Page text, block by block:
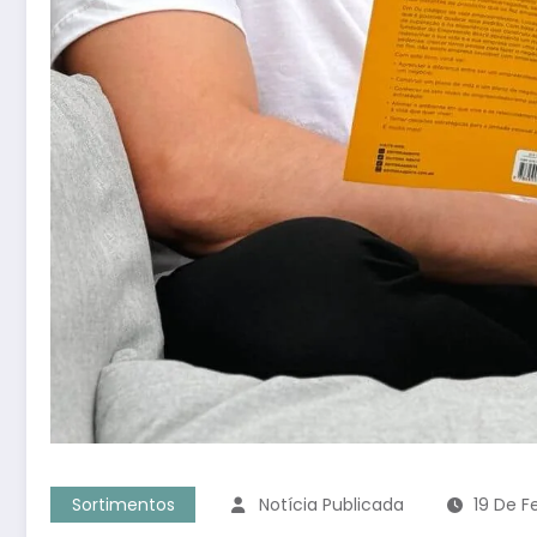
Sortimentos Notícia Publicada 19 De